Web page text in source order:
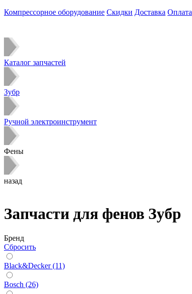
Компрессорное оборудование Скидки Доставка Оплата
Каталог запчастей
Зубр
Ручной электроинструмент
Фены
назад
Запчасти для фенов Зубр
Бренд
Сбросить
Black&Decker (11)
Bosch (26)